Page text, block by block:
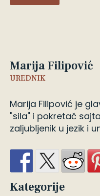
Marija Filipović
UREDNIK
Marija Filipović je
"sila" i pokretač
zaljubljenik u jezik i
Kategorije